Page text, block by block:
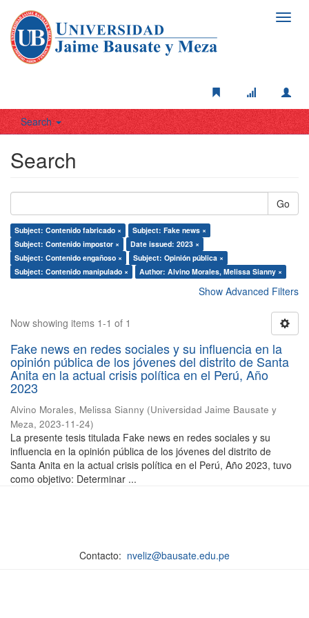
Search
Search
Go
Subject: Contenido fabricado ×
Subject: Fake news ×
Subject: Contenido impostor ×
Date issued: 2023 ×
Subject: Contenido engañoso ×
Subject: Opinión pública ×
Subject: Contenido manipulado ×
Author: Alvino Morales, Melissa Sianny ×
Show Advanced Filters
Now showing items 1-1 of 1
Fake news en redes sociales y su influencia en la
opinión pública de los jóvenes del distrito de Santa
Anita en la actual crisis política en el Perú, Año
2023
Alvino Morales, Melissa Sianny (Universidad Jaime Bausate y
Meza, 2023-11-24)
La presente tesis titulada Fake news en redes sociales y su
influencia en la opinión pública de los jóvenes del distrito de
Santa Anita en la actual crisis política en el Perú, Año 2023, tuvo
como objetivo: Determinar ...
Contacto: nveliz@bausate.edu.pe